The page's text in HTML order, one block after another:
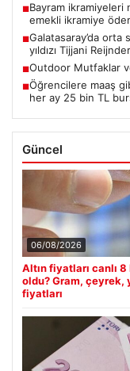
■Bayram ikramiyeleri
emekli ikramiye
■Galatasaray’da orta
yıldızı Tijjani
■Outdoor Mutfaklar
■Öğrencilere maaş
her ay 25 bin TL
Güncel
06/08/2026
Altın fiyatları canlı
oldu? Gram, çeyrek,
fiyatları